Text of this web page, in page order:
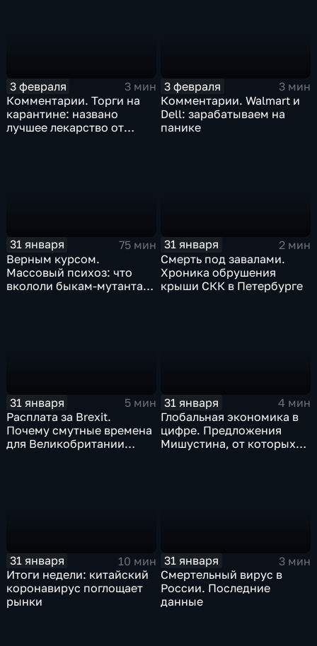
3 февраля
3 мин
Комментарии. Торги на
карантине: названо
лучшее лекарство от
3 февраля
3 мин
Комментарии. Walmart и
Dell: зарабатываем на
панике
31 января
75 мин
Верным курсом.
Массовый психоз: что
вкололи быкам-мутантам,
31 января
2 мин
Смерть под завалами.
Хроника обрушения
крыши СКК в Петербурге
31 января
5 мин
Расплата за Brexit.
Почему смутные времена
для Великобритании
31 января
4 мин
Глобальная экономика в
цифре. Предложения
Мишустина, от которых
31 января
10 мин
Итоги недели: китайский
коронавирус поглощает
рынки
31 января
3 мин
Смертельный вирус в
России. Последние
данные